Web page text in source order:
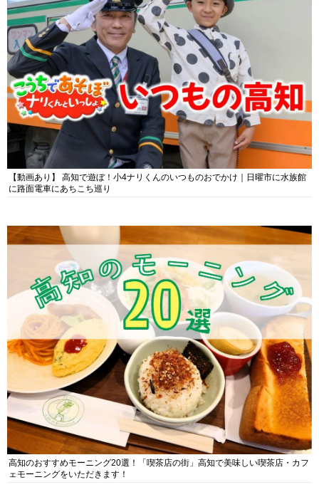
【動画あり】 高知で遊ぼ！小4ナリくんのいつものおでかけ｜日曜市に水族館
に路面電車にあちこち巡り
高知のおすすめモーニング20選！「喫茶店の街」高知で美味しい喫茶店・カフ
ェモーニングをいただきます！